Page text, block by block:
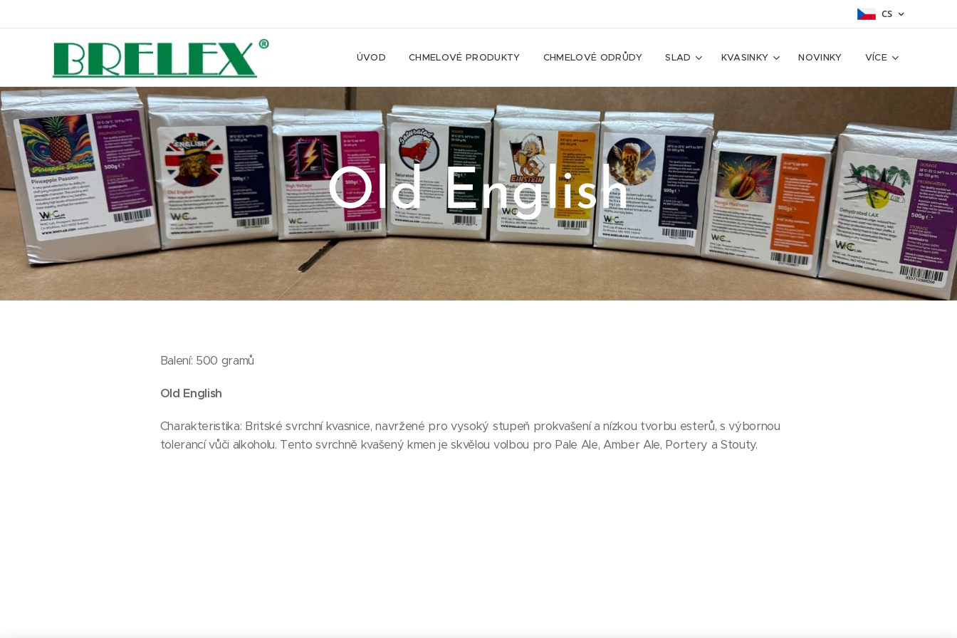
CS
ÚVOD CHMELOVÉ PRODUKTY CHMELOVÉ ODRŮDY SLAD KVASINKY NOVINKY VÍCE
Old English
Balení: 500 gramů
Old English
Charakteristika: Britské svrchní kvasnice, navržené pro vysoký stupeň prokvašení a nízkou tvorbu esterů, s výbornou
tolerancí vůči alkoholu. Tento svrchně kvašený kmen je skvělou volbou pro Pale Ale, Amber Ale, Portery a Stouty.